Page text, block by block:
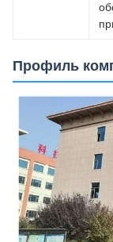
Профиль